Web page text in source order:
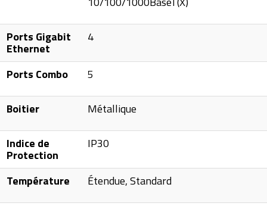
Ports Gigabit
Ethernet
4
Ports Combo 5
Boitier Métallique
Indice de
Protection
IP30
Température Étendue, Standard